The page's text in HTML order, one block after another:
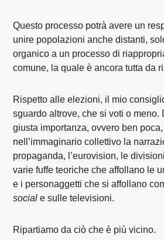
Questo processo potrà avere un
unire popolazioni anche distanti,
organico a un processo di
comune, la quale è ancora tutta da
Rispetto alle elezioni, il mio
sguardo altrove, che si voti o meno.
giusta importanza, ovvero ben
nell’immaginario collettivo la
propaganda, l’eurovision, le
varie fuffe teoriche che affollano le
e i personaggetti che si affollano
sociale sulle televisioni.
Ripartiamo da ciò che è più vicino.